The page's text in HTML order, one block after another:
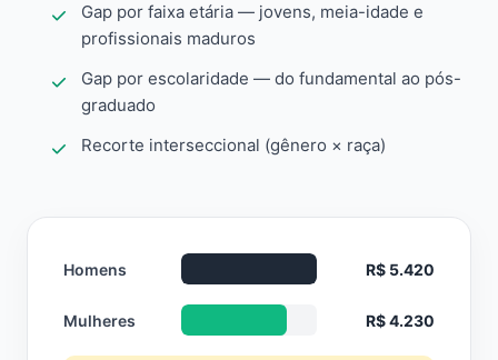
Gap por faixa etária — jovens, meia-idade e
profissionais maduros
Gap por escolaridade — do fundamental ao pós-
graduado
Recorte interseccional (gênero × raça)
Homens R$ 5.420
Mulheres R$ 4.230